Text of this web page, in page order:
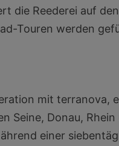
die Reederei auf
Touren werden
mit terranova,
Seine, Donau,
einer